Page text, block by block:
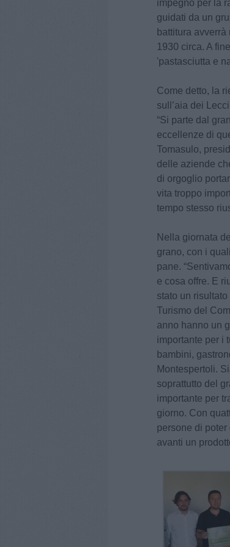
impegno per la
guidati da un
battitura
1930 circa. A
'pastasciutta e
Come detto, la
sull’aia dei
“Si parte dal
eccellenze di
Tomasulo,
delle aziende
di orgoglio
vita troppo
tempo stesso
Nella giornata
grano, con i
pane.
e cosa offre. E
stato un
Turismo del
anno hanno un
importante per i
bambini,
Montespertoli.
soprattutto del
importante per
giorno. Con
persone di
avanti un